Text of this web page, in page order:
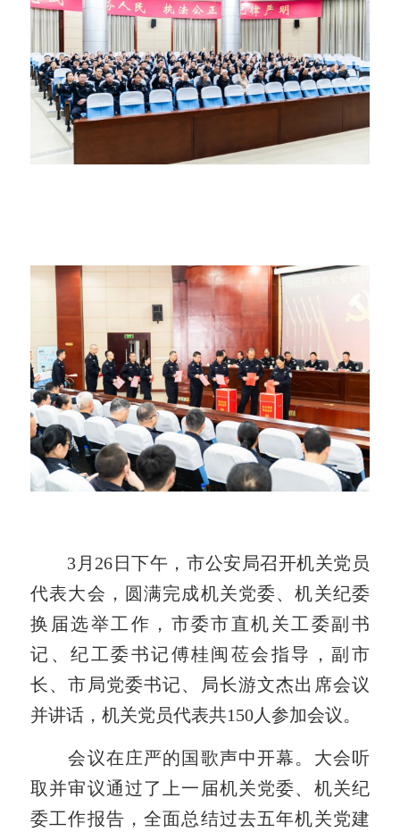
3月26日下午，市公安局召开机关党员
代表大会，圆满完成机关党委、机关纪委
换届选举工作，市委市直机关工委副书
记、纪工委书记傅桂闽莅会指导，副市
长、市局党委书记、局长游文杰出席会议
并讲话，机关党员代表共150人参加会议。
会议在庄严的国歌声中开幕。大会听
取并审议通过了上一届机关党委、机关纪
委工作报告，全面总结过去五年机关党建